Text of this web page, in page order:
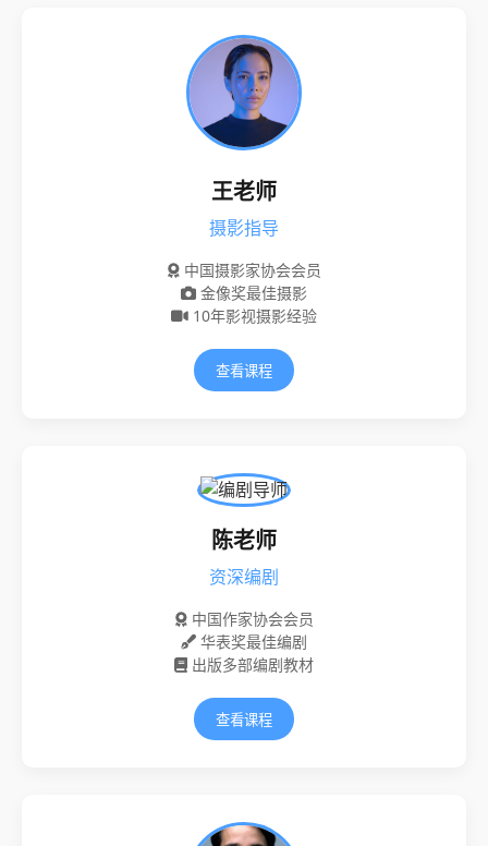
王老师
摄影指导
中国摄影家协会会员
金像奖最佳摄影
10年影视摄影经验
查看课程
陈老师
资深编剧
中国作家协会会员
华表奖最佳编剧
出版多部编剧教材
查看课程